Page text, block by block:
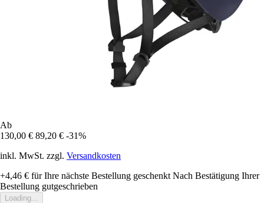
Ab
130,00 € 89,20 € -31%
inkl. MwSt. zzgl. Versandkosten
+4,46 € für Ihre nächste Bestellung geschenkt Nach Bestätigung Ihrer
Bestellung gutgeschrieben
Loading...